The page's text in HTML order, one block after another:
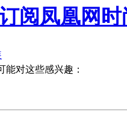
阅凤凰网
能对这些感兴趣：